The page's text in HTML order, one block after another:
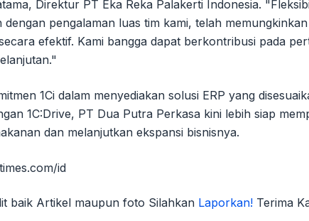
Direktur PT Eka Reka Palakerti Indonesia.
dengan pengalaman luas tim kami, telah
efektif. Kami bangga dapat berkontribusi pada
1Ci dalam menyediakan solusi ERP yang
1C:Drive, PT Dua Putra Perkasa kini lebih siap
dan melanjutkan ekspansi bisnisnya.
id
baik Artikel maupun foto Silahkan Laporkan! Terima